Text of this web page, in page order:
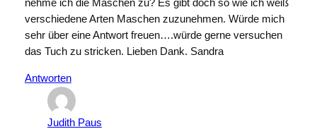
nehme ich die Maschen zu? Es gibt doch so wie ich weiß
verschiedene Arten Maschen zuzunehmen. Würde mich
sehr über eine Antwort freuen….würde gerne versuchen
das Tuch zu stricken. Lieben Dank. Sandra
Antworten
Judith Paus